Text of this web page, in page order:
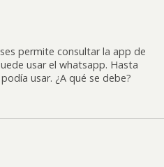
permite consultar la app de
usar el whatsapp. Hasta
usar. ¿A qué se debe?